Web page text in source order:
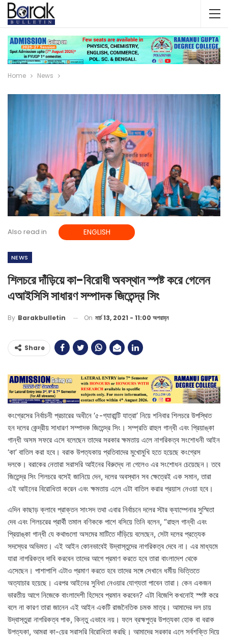
Home News
Also read in ENGLISH
NEWS
শিলচরে দাঁড়িয়ে কা-বিরোধী অবস্থান স্পষ্ট করে গেলেন
এআইসিসি সাধারণ সম্পাদক জিতেন্দ্র সিং
By Barakbulletin On মার্চ 13, 2021 - 11:00 অপরাহ্ন
Share
কংগ্রেসের নির্বাচনী প্রচারের অধীনে ‘৫-গ্যারান্টি যাত্রা’ নিয়ে শনিবার শিলচরে উপস্থিত
হন দলের কেন্দ্রীয় সাধারণ সম্পাদক জিতেন্দ্র সিং। ‌সম্প্রতি রাহুল গান্ধী এবং প্রিয়াঙ্কা
গান্ধী অসম সফরে এসে বলেছেন তাদের সরকার ক্ষমতায় এলে নাগরিকত্ব সংশোধনী আইন
‘কা’ বাতিল করা হবে। বরাক উপত্যকায় প্রতিবাদের মুখোমুখি হতে হয়েছে কংগ্রেস
দলকে। বরাকের নেতারা সরাসরি আইনের বিরুদ্ধে না গেলেও এর সংশোধন চেয়েছেন। তবে
জিতেন্দ্র সিং শিলচরে বসেই জানিয়ে দেন, দলের অবস্থান সব ক্ষেত্রেই এক সমান, তারা
এই আইনের বিরোধিতা করেন এবং ক্ষমতায় এলে এটা বাতিল করার প্রয়াস নেওয়া হবে।
এদিন কাছাড় ক্লাবে প্রাক্তন সাংসদ তথা এবার নির্বাচনে দলের স্টার ক্যাম্পেনার সুস্মিতা
দেব এবং শিলচরের প্রার্থী তমাল বণিককে পাশে বসিয়ে তিনি বলেন, “রাহুল গান্ধী এবং
প্রিয়াঙ্কা গান্ধী যে কথাগুলো অসমের মাটিতে দাঁড়িয়ে বলেছেন, সেটা দলের প্রত্যেক
সদস্যের অভিমত। এই আইন কোনভাবেই উদ্বাস্তুদের নাগরিকত্ব দেবে না। এর মাধ্যমে
যারা নাগরিকত্ব দাবি করবেন তাদের আগে প্রমাণ করতে হবে তারা বাংলাদেশ থেকে
এসেছেন। পাশাপাশি এটাও প্রমাণ করতে হবে তাদের সঙ্গে সেখানে ধর্মীয় ভিত্তিতে
অত্যাচার হয়েছে। এরপর আইনের সুবিধা নেওয়ার যোগ্যতা পাবেন তারা। কেন একজন
ভারতীয় আগে নিজেকে বাংলাদেশী হিসেবে প্রমান করবেন? এটা বিজেপি কখনোই স্পষ্ট করে
বলে না কারণ তারা জানেন এই আইন একটি রাজনৈতিক চমক মাত্র। আমাদের দল চায়
উদ্বাস্তুরা নাগরিকত্ব পাক, কিন্তু এভাবে নয়। ফলে ব্রহ্মপুত্র উপত্যকা হোক বা বরাক
উপত্যকা, আমরা কা-য়ের সরাসরি বিরোধিতা করছি। আমাদের সরকার এলে সর্বশক্তি দিয়ে